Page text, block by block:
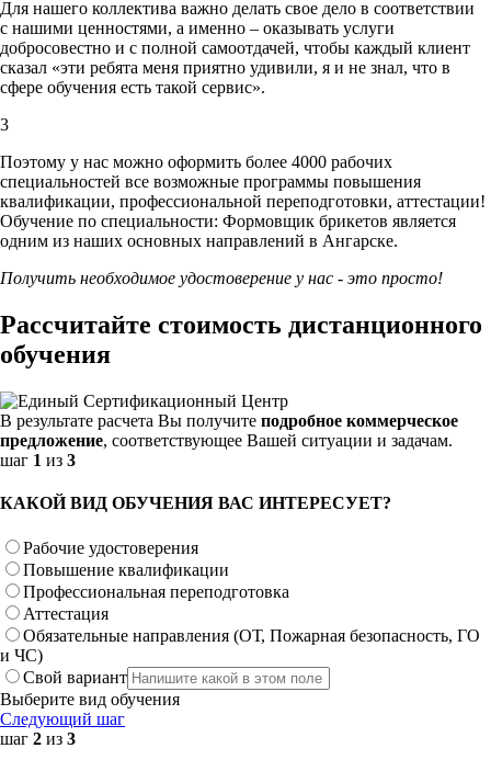
Для нашего коллектива важно делать свое дело в соответствии
с нашими ценностями, а именно – оказывать услуги
добросовестно и с полной самоотдачей, чтобы каждый клиент
сказал «эти ребята меня приятно удивили, я и не знал, что в
сфере обучения есть такой сервис».
3
Поэтому у нас можно оформить более 4000 рабочих
специальностей все возможные программы повышения
квалификации, профессиональной переподготовки, аттестации!
Обучение по специальности: Формовщик брикетов является
одним из наших основных направлений в Ангарске.
Получить необходимое удостоверение у нас - это просто!
Рассчитайте стоимость дистанционного
обучения
В результате расчета Вы получите подробное коммерческое
предложение, соответствующее Вашей ситуации и задачам.
шаг 1 из 3
КАКОЙ ВИД ОБУЧЕНИЯ ВАС ИНТЕРЕСУЕТ?
Рабочие удостоверения
Повышение квалификации
Профессиональная переподготовка
Аттестация
Обязательные направления (ОТ, Пожарная безопасность, ГО
и ЧС)
Свой вариант
Выберите вид обучения
Следующий шаг
шаг 2 из 3